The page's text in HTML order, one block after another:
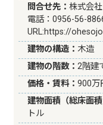
問合せ先：株式会
電話：0956-56-
URL:https://
建物の構造： 木造
建物の階数：2階建
価格・賃料：900万
建物面積（総床面積
トル